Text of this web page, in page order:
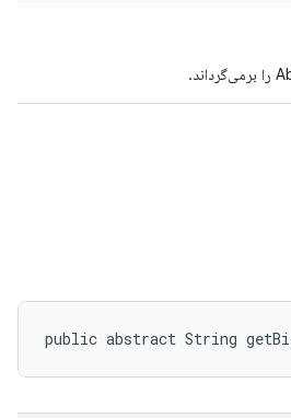
public abstract String